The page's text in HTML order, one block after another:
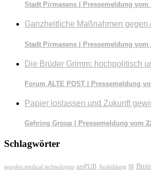
Stadt Pirmasens | Pressemeldung vom
Ganzheitliche Maßnahmen
Stadt Pirmasens | Pressemeldung vom
Die Brüder Grimm: hochpolitisch
Forum ALTE POST | Pressemeldung
Papier loslassen und Zukunft
Gehring Group | Pressemeldung vom
Schlagwörter
apoplex medical technologies arsPUB Ausbildung BI